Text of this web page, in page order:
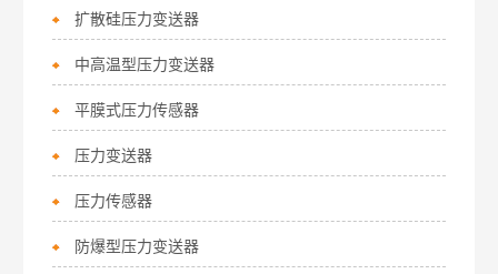
扩散硅压力变送器
中高温型压力变送器
平膜式压力传感器
压力变送器
压力传感器
防爆型压力变送器